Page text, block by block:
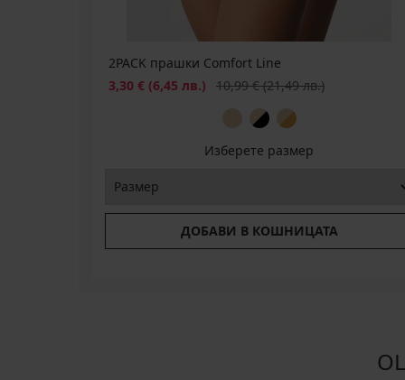
Първоначална цена
лв.)2PACK прашки Comfort Line
Намаление
3,30 € (6,45 лв.) Първоначална цена
10,99 €(21,49 лв.)
Изберете размер
ДОБАВИ В КОШНИЦАТА